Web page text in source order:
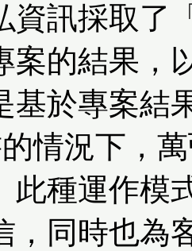
資訊採取了
案的結果，
基於專案結
情況下，
此種運作模
，同時也為